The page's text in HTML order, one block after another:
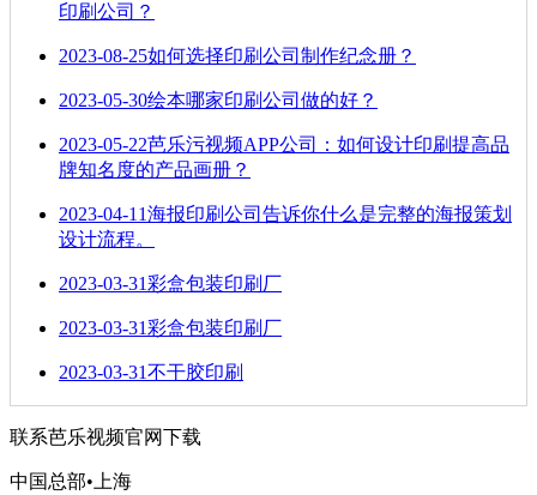
印刷公司？
2023-08-25如何选择印刷公司制作纪念册？
2023-05-30绘本哪家印刷公司做的好？
2023-05-22芭乐污视频APP公司：如何设计印刷提高品
牌知名度的产品画册？
2023-04-11海报印刷公司告诉你什么是完整的海报策划
设计流程。
2023-03-31彩盒包装印刷厂
2023-03-31彩盒包装印刷厂
2023-03-31不干胶印刷
联系芭乐视频官网下载
中国总部•上海